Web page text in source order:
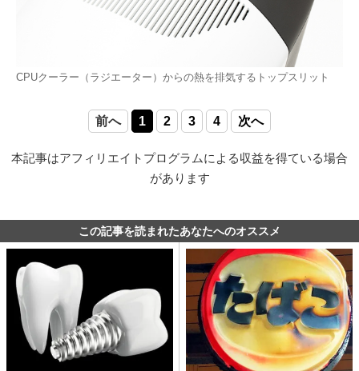
CPUクーラー（ラジエーター）からの熱を排気するトップスリット
前へ 1 2 3 4 次へ
本記事はアフィリエイトプログラムによる収益を得ている場合
があります
この記事を読まれたあなたへのオススメ